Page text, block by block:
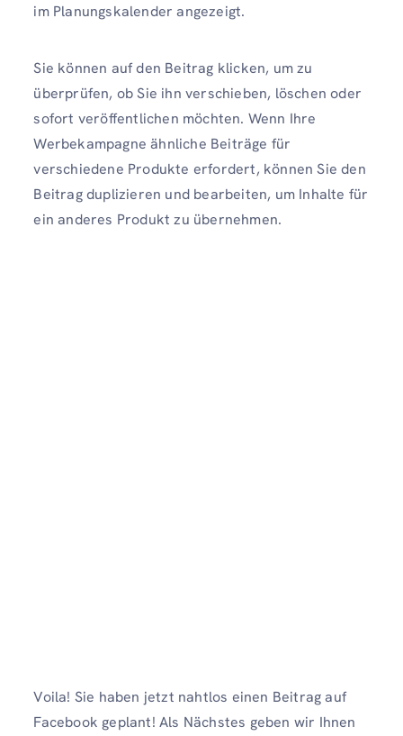
im Planungskalender angezeigt.
Sie können auf den Beitrag klicken, um zu
überprüfen, ob Sie ihn verschieben, löschen oder
sofort veröffentlichen möchten. Wenn Ihre
Werbekampagne ähnliche Beiträge für
verschiedene Produkte erfordert, können Sie den
Beitrag duplizieren und bearbeiten, um Inhalte für
ein anderes Produkt zu übernehmen.
Voila! Sie haben jetzt nahtlos einen Beitrag auf
Facebook geplant! Als Nächstes geben wir Ihnen